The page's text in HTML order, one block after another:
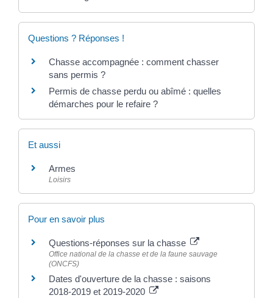
Questions ? Réponses !
Chasse accompagnée : comment chasser
sans permis ?
Permis de chasse perdu ou abîmé : quelles
démarches pour le refaire ?
Et aussi
Armes
Loisirs
Pour en savoir plus
Questions-réponses sur la chasse
Office national de la chasse et de la faune sauvage
(ONCFS)
Dates d'ouverture de la chasse : saisons
2018-2019 et 2019-2020